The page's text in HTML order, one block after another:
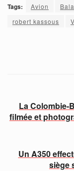
Tags: Avion
robert kassous
La Colombie-
filmée et
Un A350
siège